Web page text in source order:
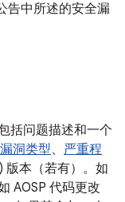
告中所述的安全漏
括问题描述和一个
漏洞类型、 严重程
版本（若有）。如
AOSP 代码更改